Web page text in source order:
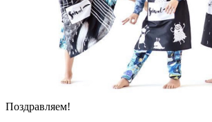
Поздравляем!